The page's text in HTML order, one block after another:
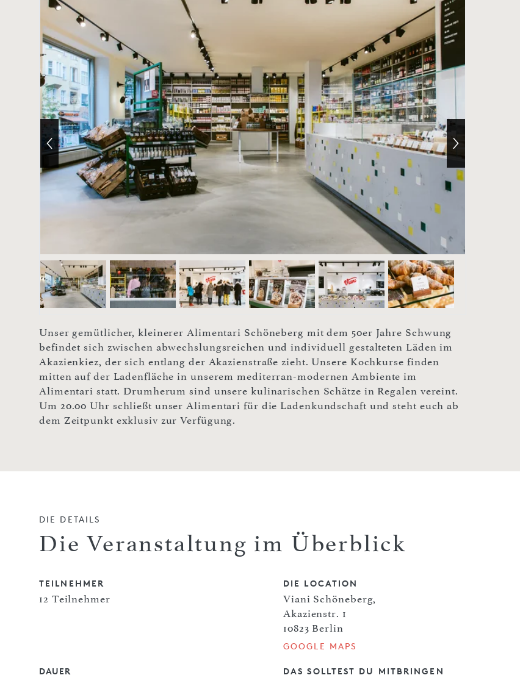
Unser gemütlicher, kleinerer Alimentari Schöneberg mit dem 50er Jahre Schwung
befindet sich zwischen abwechslungsreichen und individuell gestalteten Läden im
Akazienkiez, der sich entlang der Akazienstraße zieht. Unsere Kochkurse finden
mitten auf der Ladenfläche in unserem mediterran-modernen Ambiente im
Alimentari statt. Drumherum sind unsere kulinarischen Schätze in Regalen vereint.
Um 20.00 Uhr schließt unser Alimentari für die Ladenkundschaft und steht euch ab
dem Zeitpunkt exklusiv zur Verfügung.
DIE DETAILS
Die Veranstaltung im Überblick
TEILNEHMER
12 Teilnehmer
DIE LOCATION
Viani Schöneberg,
Akazienstr. 1
10823 Berlin
GOOGLE MAPS
DAUER DAS SOLLTEST DU MITBRINGEN